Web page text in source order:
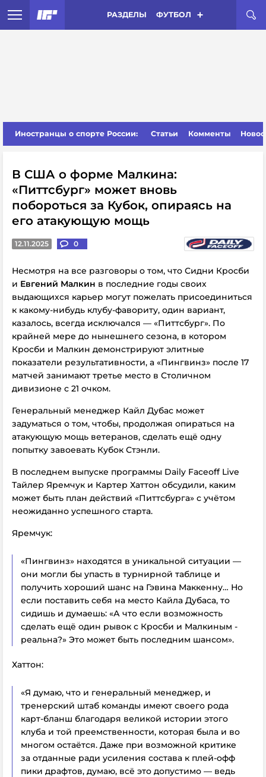
РАЗДЕЛЫ ФУТБОЛ
Иностранцы о спорте России: Статьи Комменты
В США о форме Малкина:
«Питтсбург» может вновь
побороться за Кубок, опираясь на
его атакующую мощь
12.11.2025 0
Несмотря на все разговоры о том, что Сидни Кросби
и Евгений Малкин в последние годы своих
выдающихся карьер могут пожелать присоединиться
к какому-нибудь клубу-фавориту, один вариант,
казалось, всегда исключался — «Питтсбург». По
крайней мере до нынешнего сезона, в котором
Кросби и Малкин демонстрируют элитные
показатели результативности, а «Пингвинз» после 17
матчей занимают третье место в Столичном
дивизионе с 21 очком.
Генеральный менеджер Кайл Дубас может
задуматься о том, чтобы, продолжая опираться на
атакующую мощь ветеранов, сделать ещё одну
попытку завоевать Кубок Стэнли.
В последнем выпуске программы Daily Faceoff Live
Тайлер Яремчук и Картер Хаттон обсудили, каким
может быть план действий «Питтсбурга» с учётом
неожиданно успешного старта.
Яремчук:
«Пингвинз» находятся в уникальной ситуации —
они могли бы упасть в турнирной таблице и
получить хороший шанс на Гэвина Маккенну… Но
если поставить себя на место Кайла Дубаса, то
сидишь и думаешь: «А что если возможность
сделать ещё один рывок с Кросби и Малкиным -
реальна?» Это может быть последним шансом».
Хаттон:
«Я думаю, что и генеральный менеджер, и
тренерский штаб команды имеют своего рода
карт-бланш благодаря великой истории этого
клуба и той преемственности, которая была и во
многом остаётся. Даже при возможной критике
за отданные ради усиления состава к плей-офф
пики драфтов, думаю, всё это допустимо — ведь